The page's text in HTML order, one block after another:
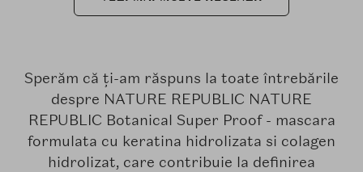
Sperăm că ți-am răspuns la toate întrebările
despre NATURE REPUBLIC NATURE
REPUBLIC Botanical Super Proof - mascara
formulata cu keratina hidrolizata si colagen
hidrolizat, care contribuie la definirea